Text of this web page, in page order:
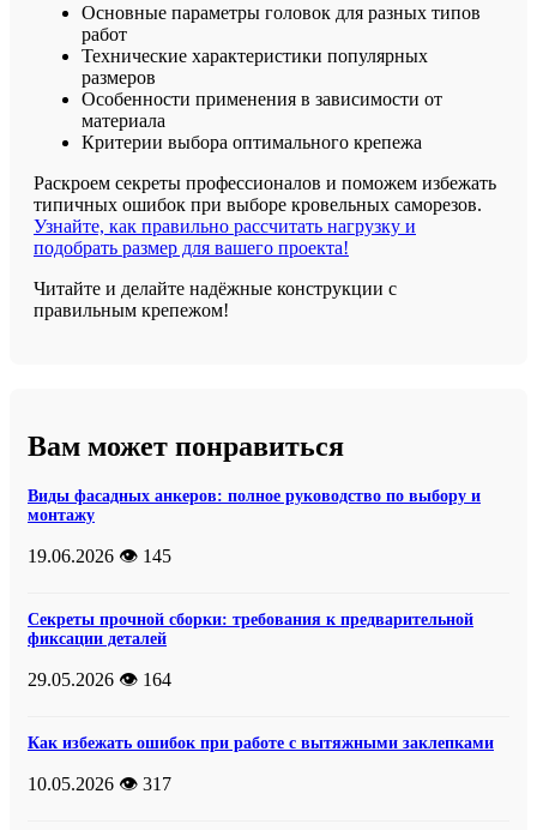
Основные параметры головок для разных типов
работ
Технические характеристики популярных
размеров
Особенности применения в зависимости от
материала
Критерии выбора оптимального крепежа
Раскроем секреты профессионалов и поможем избежать
типичных ошибок при выборе кровельных саморезов.
Узнайте, как правильно рассчитать нагрузку и
подобрать размер для вашего проекта!
Читайте и делайте надёжные конструкции с
правильным крепежом!
Вам может понравиться
Виды фасадных анкеров: полное руководство по выбору и
монтажу
19.06.2026 👁️ 145
Секреты прочной сборки: требования к предварительной
фиксации деталей
29.05.2026 👁️ 164
Как избежать ошибок при работе с вытяжными заклепками
10.05.2026 👁️ 317